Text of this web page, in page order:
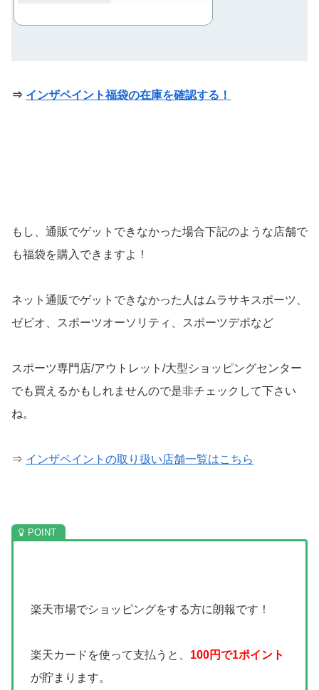
⇒ インザペイント福袋の在庫を確認する！
もし、通販でゲットできなかった場合下記のような店舗で
も福袋を購入できますよ！
ネット通販でゲットできなかった人はムラサキスポーツ、
ゼビオ、スポーツオーソリティ、スポーツデポなど
スポーツ専門店/アウトレット/大型ショッピングセンター
でも買えるかもしれませんので是非チェックして下さい
ね。
⇒ インザペイントの取り扱い店舗一覧はこちら
楽天市場でショッピングをする方に朗報です！
楽天カードを使って支払うと、 100円で1ポイント
が貯まります。